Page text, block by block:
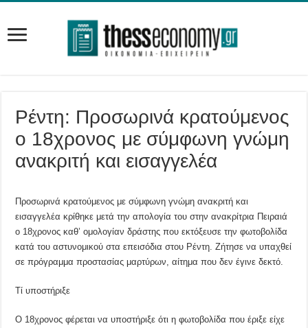
Ρέντη: Προσωρινά κρατούμενος
ο 18χρονος με σύμφωνη γνώμη
ανακριτή και εισαγγελέα
Προσωρινά κρατούμενος με σύμφωνη γνώμη ανακριτή και
εισαγγελέα κρίθηκε μετά την απολογία του στην ανακρίτρια Πειραιά
ο 18χρονος καθ’ ομολογίαν δράστης που εκτόξευσε την φωτοβολίδα
κατά του αστυνομικού στα επεισόδια στου Ρέντη. Ζήτησε να υπαχθεί
σε πρόγραμμα προστασίας μαρτύρων, αίτημα που δεν έγινε δεκτό.
Τί υποστήριξε
Ο 18χρονος φέρεται να υποστήριξε ότι η φωτοβολίδα που έριξε είχε